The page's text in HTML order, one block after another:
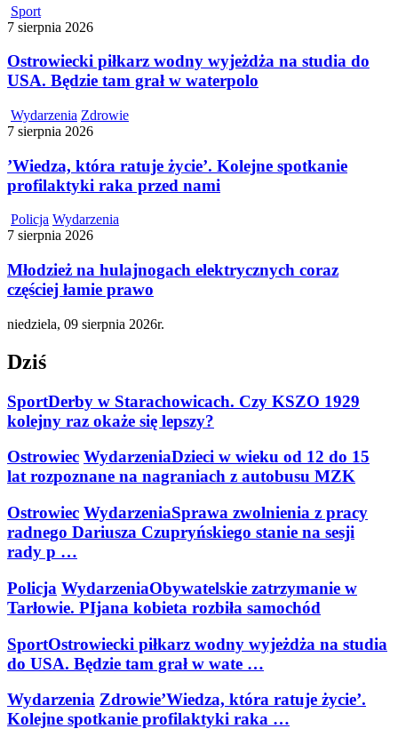
Sport
7 sierpnia 2026
Ostrowiecki piłkarz wodny wyjeżdża na studia do
USA. Będzie tam grał w waterpolo
Wydarzenia Zdrowie
7 sierpnia 2026
’Wiedza, która ratuje życie’. Kolejne spotkanie
profilaktyki raka przed nami
Policja Wydarzenia
7 sierpnia 2026
Młodzież na hulajnogach elektrycznych coraz
częściej łamie prawo
niedziela, 09 sierpnia 2026r.
Dziś
SportDerby w Starachowicach. Czy KSZO 1929
kolejny raz okaże się lepszy?
Ostrowiec WydarzeniaDzieci w wieku od 12 do 15
lat rozpoznane na nagraniach z autobusu MZK
Ostrowiec WydarzeniaSprawa zwolnienia z pracy
radnego Dariusza Czupryńskiego stanie na sesji
rady p …
Policja WydarzeniaObywatelskie zatrzymanie w
Tarłowie. PIjana kobieta rozbiła samochód
SportOstrowiecki piłkarz wodny wyjeżdża na studia
do USA. Będzie tam grał w wate …
Wydarzenia Zdrowie’Wiedza, która ratuje życie’.
Kolejne spotkanie profilaktyki raka …